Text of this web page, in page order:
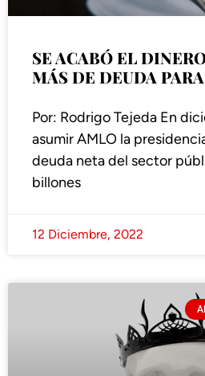
SE ACABÓ EL
MÁS DE DEUDA
Por: Rodrigo Tejeda En
asumir AMLO la
deuda neta del sector
billones
12 Diciembre, 2022